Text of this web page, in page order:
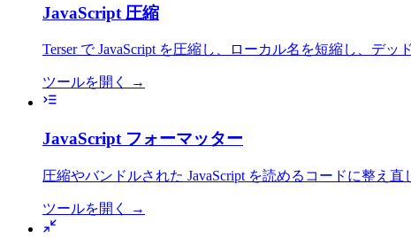
JavaScript 圧縮
Terser で JavaScript を圧縮し、ローカル名を短縮し、デ
ツールを開く →
JavaScript フォーマッター
圧縮やバンドルされた JavaScript を読めるコードに整え
ツールを開く →